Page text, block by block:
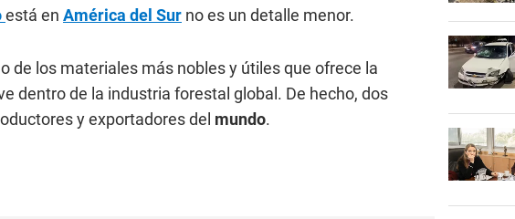
está en América del Sur no es un detalle menor.
de los materiales más nobles y útiles que ofrece la
dentro de la industria forestal global. De hecho, dos
y exportadores del mundo.